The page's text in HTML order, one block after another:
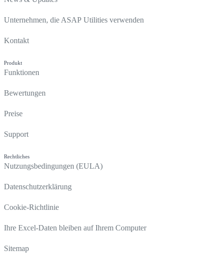
Unternehmen, die ASAP Utilities verwenden
Kontakt
Produkt
Funktionen
Bewertungen
Preise
Support
Rechtliches
Nutzungsbedingungen (EULA)
Datenschutzerklärung
Cookie-Richtlinie
Ihre Excel-Daten bleiben auf Ihrem Computer
Sitemap